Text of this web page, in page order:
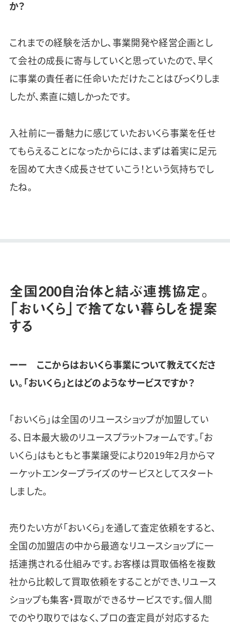
か？
これまでの経験を活かし、事業開発や経営企画とし
て会社の成長に寄与していくと思っていたので、早く
に事業の責任者に任命いただけたことはびっくりしま
したが、素直に嬉しかったです。
入社前に一番魅力に感じていたおいくら事業を任せ
てもらえることになったからには、まずは着実に足元
を固めて大きく成長させていこう！という気持ちでし
たね。
全国200自治体と結ぶ連携協定。
「おいくら」で捨てない暮らしを提案
する
ーー ここからはおいくら事業について教えてくださ
い。「おいくら」とはどのようなサービスですか？
「おいくら」は全国のリユースショップが加盟してい
る、日本最大級のリユースプラットフォームです。「お
いくら」はもともと事業譲受により2019年2月からマ
ーケットエンタープライズのサービスとしてスタート
しました。
売りたい方が「おいくら」を通して査定依頼をすると、
全国の加盟店の中から最適なリユースショップに一
括連携される仕組みです。お客様は買取価格を複数
社から比較して買取依頼をすることができ、リユース
ショップも集客・買取ができるサービスです。個人間
でのやり取りではなく、プロの査定員が対応するた